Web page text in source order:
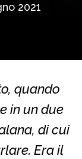
2021
quando
in un due
di cui
Era il